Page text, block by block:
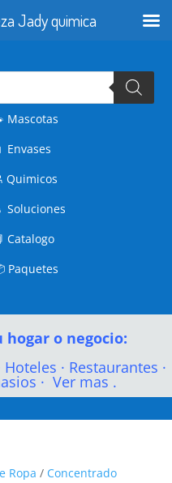
Mascotas
Envases
Quimicos
Soluciones
Catalogo
Paquetes
hogar o negocio:
Hoteles · Restaurantes ·
· Ver mas .
Ropa / Concentrado
Jady quimica